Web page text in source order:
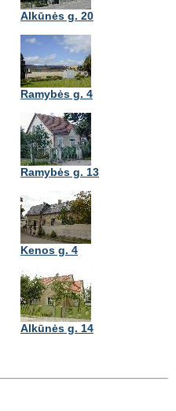
Alkūnės g. 20
Ramybės g. 4
Ramybės g. 13
Kenos g. 4
Alkūnės g. 14